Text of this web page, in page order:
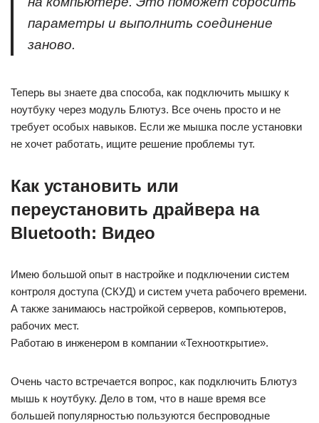
параметры и выполнить соединение
заново.
Теперь вы знаете два способа, как подключить мышку к
ноутбуку через модуль Блютуз. Все очень просто и не
требует особых навыков. Если же мышка после установки
не хочет работать, ищите решение проблемы тут.
Как установить или
переустановить драйвера на
Bluetooth: Видео
Имею большой опыт в настройке и подключении систем
контроля доступа (СКУД) и систем учета рабочего времени.
А также занимаюсь настройкой серверов, компьютеров,
рабочих мест.
Работаю в инженером в компании «Технооткрытие».
Очень часто встречается вопрос, как подключить Блютуз
мышь к ноутбуку. Дело в том, что в наше время все
большей популярностью пользуются беспроводные